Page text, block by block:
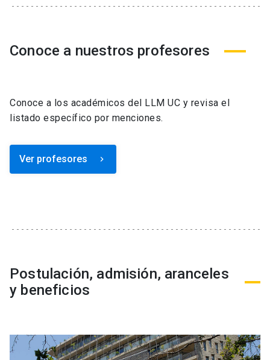
Conoce a nuestros profesores
Conoce a los académicos del LLM UC y revisa el
listado específico por menciones.
Ver profesores keyboard_arrow_right
Postulación, admisión, aranceles
y beneficios